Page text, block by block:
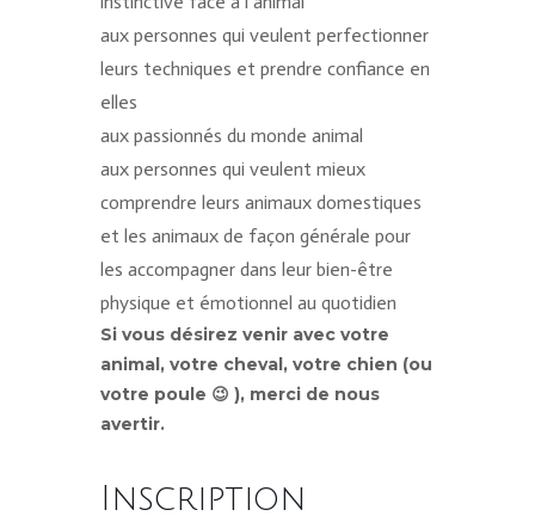
aux personnes qui veulent perfectionner
leurs techniques et prendre confiance en
elles
aux passionnés du monde animal
aux personnes qui veulent mieux
comprendre leurs animaux domestiques
et les animaux de façon générale pour
les accompagner dans leur bien-être
physique et émotionnel au quotidien
Si vous désirez venir avec votre
animal, votre cheval, votre chien (ou
votre poule 😉 ), merci de nous
avertir.
Inscription